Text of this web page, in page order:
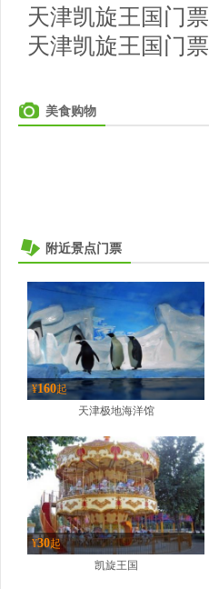
天津凯旋王国门
天津凯旋王国门
美食购物
附近景点门票
¥160起
天津极地海洋馆
¥30起
凯旋王国